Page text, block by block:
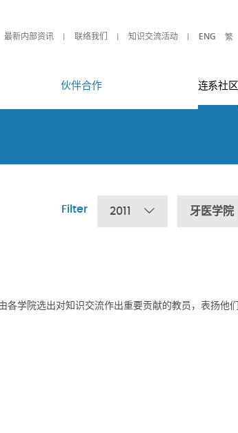
最新内部资讯 联络我们 知识交流活动 ENG 繁
伙伴合作 连系社区
Filter 2011 牙医学院
学院选出对知识交流作出重要贡献的教员，表扬他